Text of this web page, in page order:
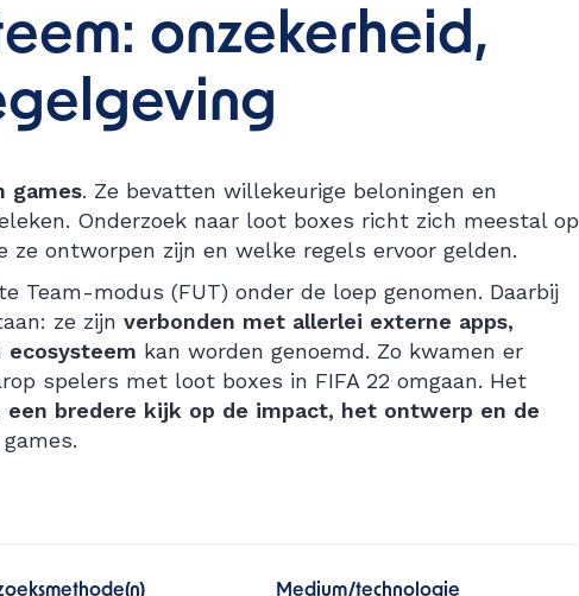
onzekerheid,
games. Ze bevatten willekeurige beloningen en
Onderzoek naar loot boxes richt zich meestal op
ontworpen zijn en welke regels ervoor gelden.
Team-modus (FUT) onder de loep genomen. Daarbij
ze zijn verbonden met allerlei externe apps,
ecosysteem kan worden genoemd. Zo kwamen er
spelers met loot boxes in FIFA 22 omgaan. Het
een bredere kijk op de impact, het ontwerp en de
Medium/technologie